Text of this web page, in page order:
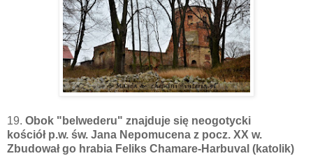
19. Obok "belwederu" znajduje się neogotycki
kościół p.w. św. Jana Nepomucena z pocz. XX w.
Zbudował go hrabia Feliks Chamare-Harbuval (katolik)